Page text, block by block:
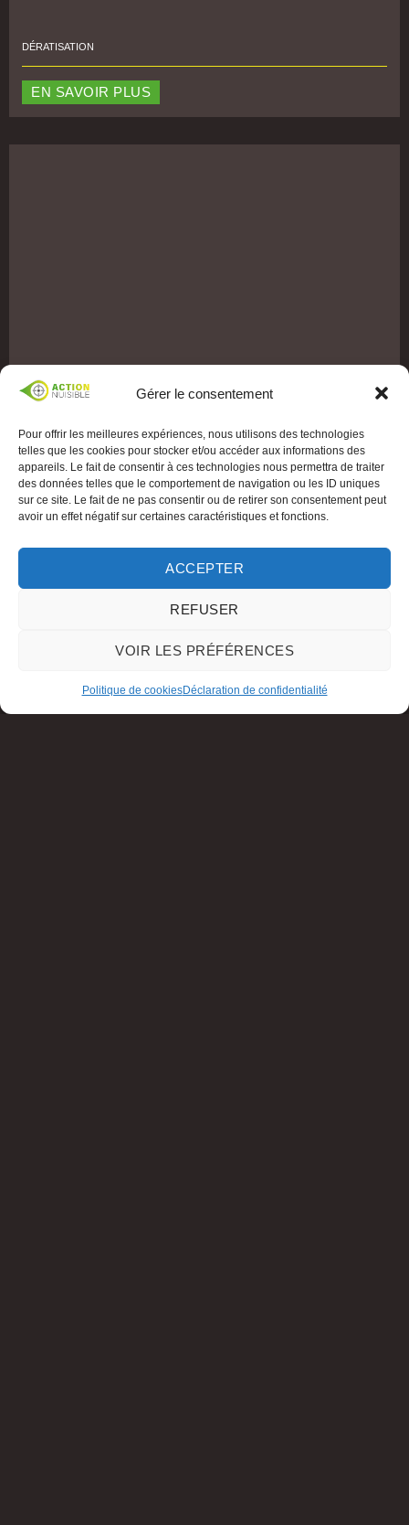
Gérer le consentement
Pour offrir les meilleures expériences, nous utilisons des technologies
telles que les cookies pour stocker et/ou accéder aux informations des
appareils. Le fait de consentir à ces technologies nous permettra de traiter
des données telles que le comportement de navigation ou les ID uniques
sur ce site. Le fait de ne pas consentir ou de retirer son consentement peut
avoir un effet négatif sur certaines caractéristiques et fonctions.
ACCEPTER
REFUSER
VOIR LES PRÉFÉRENCES
Politique de cookiesDéclaration de confidentialité
DÉRATISATION
EN SAVOIR PLUS